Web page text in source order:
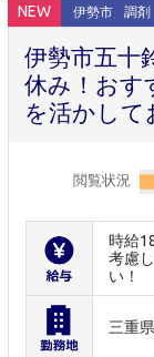
NEW 伊勢市 調剤
伊勢市五十
休み！おす
を活かして
閲覧状況
時給
考慮
い！
三重